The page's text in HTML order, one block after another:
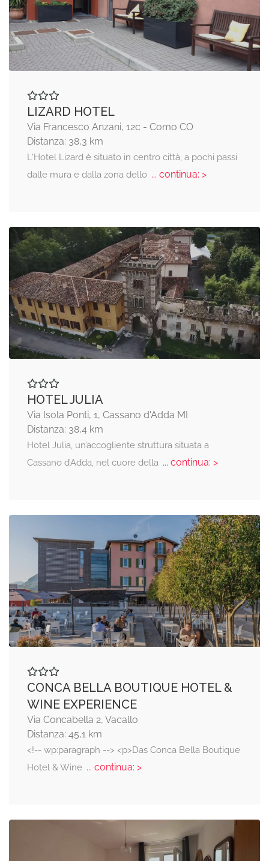
LIZARD HOTEL
Via Francesco Anzani, 12c - Como CO
Distanza: 38,3 km
L‘Hotel Lizard è situato in centro città, a pochi passi
dalle mura e dalla zona dello... continua: >
HOTEL JULIA
Via Isola Ponti, 1, Cassano d'Adda MI
Distanza: 38,4 km
Hotel Julia, un’accogliente struttura situata a
Cassano d’Adda, nel cuore della... continua: >
CONCA BELLA BOUTIQUE HOTEL &
WINE EXPERIENCE
Via Concabella 2, Vacallo
Distanza: 45,1 km
<!-- wp:paragraph --> <p>Das Conca Bella Boutique
Hotel & Wine... continua: >